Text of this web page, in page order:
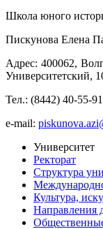
Школа юного
Пискунова Елена
Адрес: 400062,
Университетский,
Тел.: (8442) 40-55-
e-mail:
Университет
Ректорат
Структура
Культура,
Направления